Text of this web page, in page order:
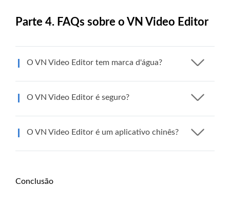
Parte 4. FAQs sobre o VN Video Editor
O VN Video Editor tem marca d'água?
O VN Video Editor é seguro?
O VN Video Editor é um aplicativo chinês?
Conclusão